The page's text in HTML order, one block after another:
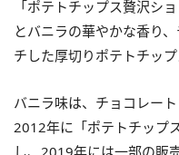
「ポテトチップス贅沢シ
とバニラの華やかな香り
チした厚切りポテトチップ
バニラ味は、チョコレー
2012年に「ポテトチップ